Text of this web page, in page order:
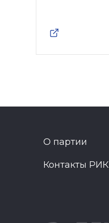
О партии
Контакты РИК